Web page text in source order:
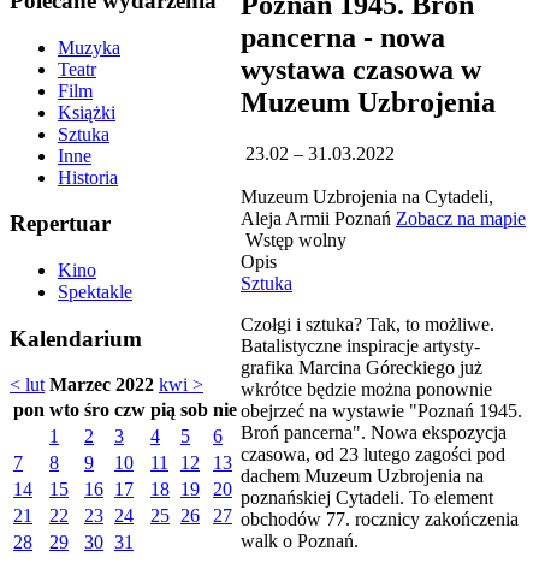
Muzyka
Teatr
Film
Książki
Sztuka
Inne
Historia
Repertuar
Kino
Spektakle
Kalendarium
< lut Marzec 2022 kwi >
pon wto śro czw pią sob nie
1
2 3 4 5
6
7
8 9 10 11 12
13
14
15 16 17 18 19
20
21
22 23 24 25 26
27
28
29 30 31
pancerna - nowa
wystawa czasowa w
Muzeum Uzbrojenia
23.02 – 31.03.2022
Muzeum Uzbrojenia na Cytadeli,
Aleja Armii Poznań Zobacz na mapie
Wstęp wolny
Opis
Sztuka
Czołgi i sztuka? Tak, to możliwe.
Batalistyczne inspiracje artysty-
grafika Marcina Góreckiego już
wkrótce będzie można ponownie
obejrzeć na wystawie "Poznań 1945.
Broń pancerna". Nowa ekspozycja
czasowa, od 23 lutego zagości pod
dachem Muzeum Uzbrojenia na
poznańskiej Cytadeli. To element
obchodów 77. rocznicy zakończenia
walk o Poznań.